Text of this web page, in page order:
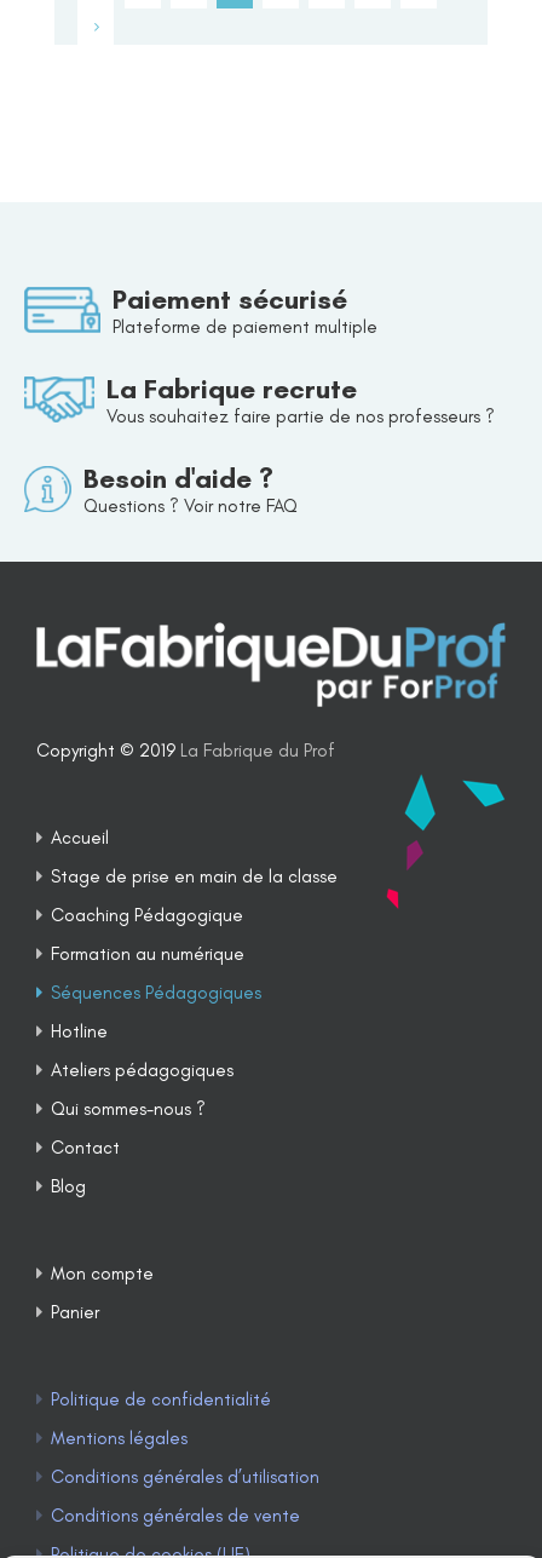
Paiement sécurisé
Plateforme de paiement multiple
La Fabrique recrute
Vous souhaitez faire partie de nos professeurs ?
Besoin d'aide ?
Questions ? Voir notre FAQ
Copyright © 2019 La Fabrique du Prof
Accueil
Stage de prise en main de la classe
Coaching Pédagogique
Formation au numérique
Séquences Pédagogiques
Hotline
Ateliers pédagogiques
Qui sommes-nous ?
Contact
Blog
Mon compte
Panier
Politique de confidentialité
Mentions légales
Conditions générales d’utilisation
Conditions générales de vente